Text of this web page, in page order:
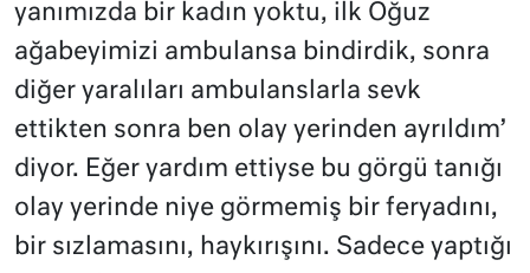
yanımızda bir kadın yoktu, ilk Oğuz
ağabeyimizi ambulansa bindirdik, sonra
diğer yaralıları ambulanslarla sevk
ettikten sonra ben olay yerinden ayrıldım’
diyor. Eğer yardım ettiyse bu görgü tanığı
olay yerinde niye görmemiş bir feryadını,
bir sızlamasını, haykırışını. Sadece yaptığı